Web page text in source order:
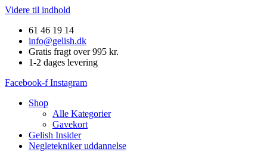
Videre til indhold
61 46 19 14
info@gelish.dk
Gratis fragt over 995 kr.
1-2 dages levering
Facebook-f Instagram
Shop
Alle Kategorier
Gavekort
Gelish Insider
Negletekniker uddannelse